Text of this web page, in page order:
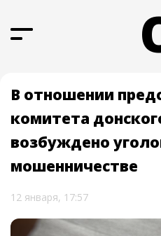
В отношении
комитета
возбуждено
мошенничестве
12 января, 17:57